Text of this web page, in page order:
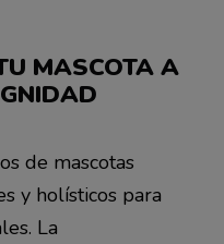
MASCOTA A
de mascotas
y holísticos para
La